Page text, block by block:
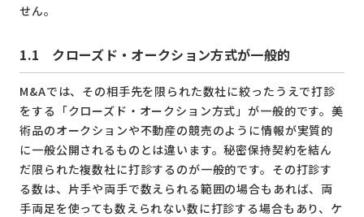
せん。
1.1 クローズド・オークション方式が一般的
M&Aでは、その相手先を限られた数社に絞ったうえで打診
をする「クローズド・オークション方式」が一般的です。美
術品のオークションや不動産の競売のように情報が実質的
に一般公開されるものとは違います。秘密保持契約を結ん
だ限られた複数社に打診するのが一般的です。その打診す
る数は、片手や両手で数えられる範囲の場合もあれば、両
手両足を使っても数えられない数に打診する場合もあり、ケ